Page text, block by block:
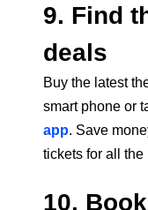
9. Find
deals
Buy the latest
smart phone or
app. Save
tickets for all the
10.